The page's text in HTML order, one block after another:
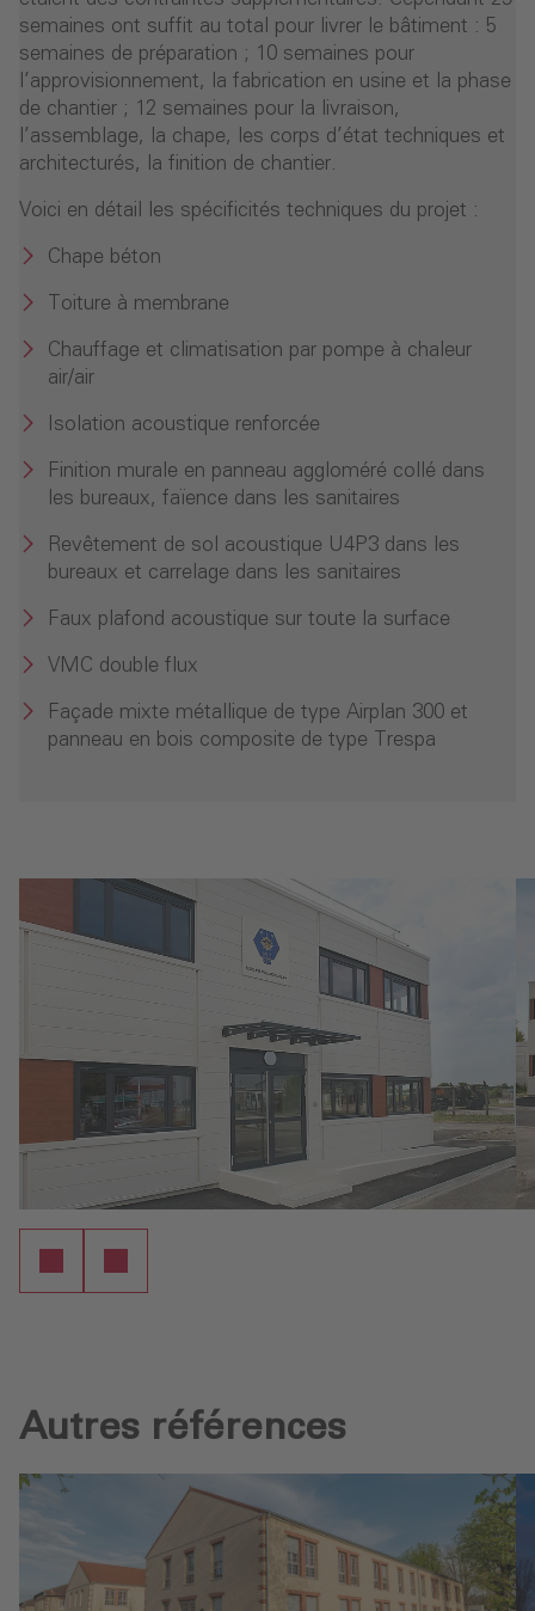
semaines ont suffit au total pour livrer le bâtiment : 5
semaines de préparation ; 10 semaines pour
l’approvisionnement, la fabrication en usine et la phase
de chantier ; 12 semaines pour la livraison,
l’assemblage, la chape, les corps d’état techniques et
architecturés, la finition de chantier.
Voici en détail les spécificités techniques du projet :
Chape béton
Toiture à membrane
Chauffage et climatisation par pompe à chaleur
air/air
Isolation acoustique renforcée
Finition murale en panneau aggloméré collé dans
les bureaux, faïence dans les sanitaires
Revêtement de sol acoustique U4P3 dans les
bureaux et carrelage dans les sanitaires
Faux plafond acoustique sur toute la surface
VMC double flux
Façade mixte métallique de type Airplan 300 et
panneau en bois composite de type Trespa
Autres références